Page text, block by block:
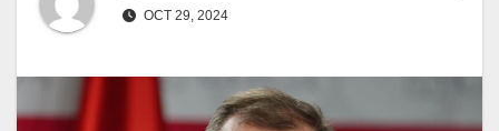
OCT 29, 2024